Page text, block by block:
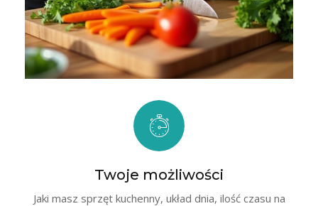
Twoje możliwości
Jaki masz sprzęt kuchenny, układ dnia, ilość czasu na